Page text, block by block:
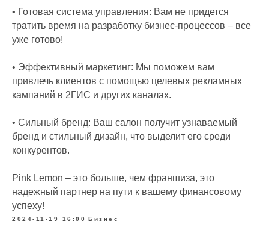
• Готовая система управления: Вам не придется
тратить время на разработку бизнес-процессов – все
уже готово!
• Эффективный маркетинг: Мы поможем вам
привлечь клиентов с помощью целевых рекламных
кампаний в 2ГИС и других каналах.
• Сильный бренд: Ваш салон получит узнаваемый
бренд и стильный дизайн, что выделит его среди
конкурентов.
Pink Lemon – это больше, чем франшиза, это
надежный партнер на пути к вашему финансовому
успеху!
2024-11-19 16:00 Бизнес